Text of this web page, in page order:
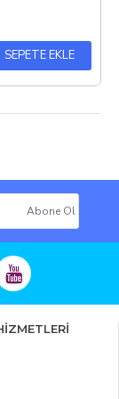
SEPETE EKLE
Abone Ol